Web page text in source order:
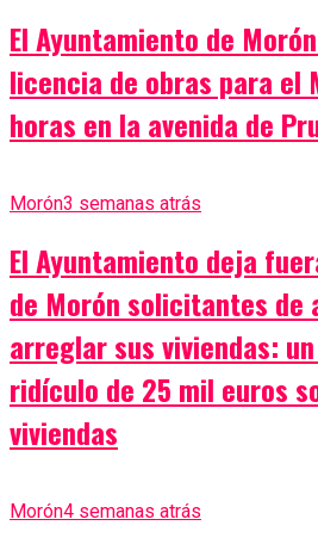
El Ayuntamiento de
licencia de obras para el
horas en la avenida de
Morón3 semanas atrás
El Ayuntamiento deja
de Morón solicitantes de
arreglar sus viviendas:
ridículo de 25 mil euros
viviendas
Morón4 semanas atrás